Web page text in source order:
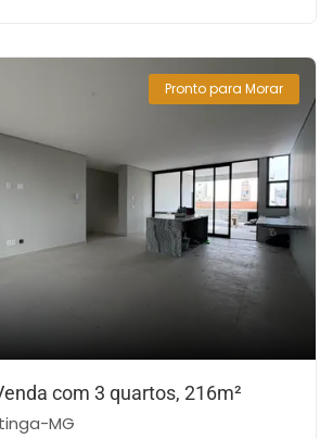
Pronto para Morar
com 3 quartos, 216m²
MG